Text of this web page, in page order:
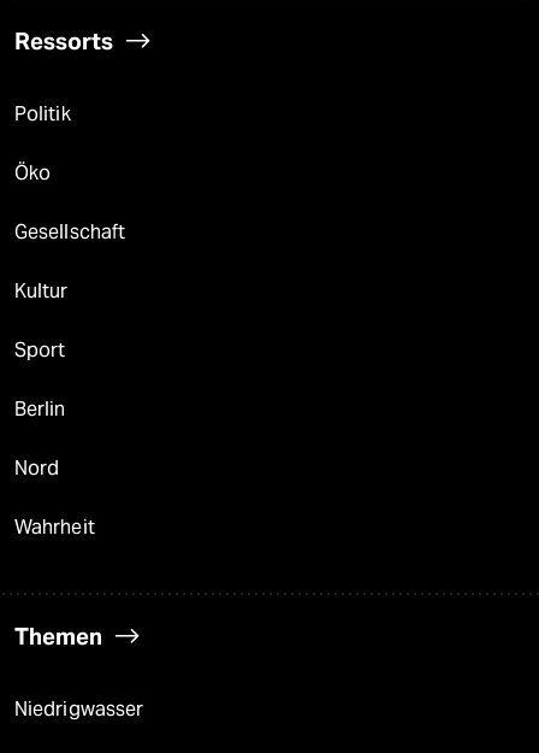
Ressorts
Politik
Öko
Gesellschaft
Kultur
Sport
Berlin
Nord
Wahrheit
Themen
Niedrigwasser